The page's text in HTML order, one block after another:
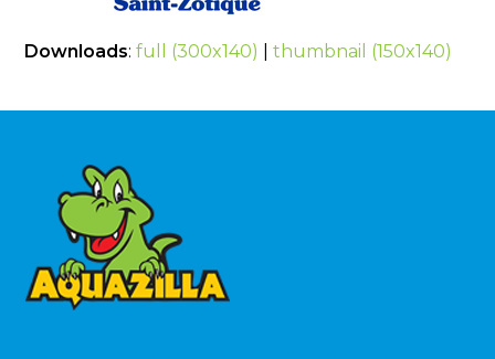
Downloads:full (300x140) |thumbnail (150x140)